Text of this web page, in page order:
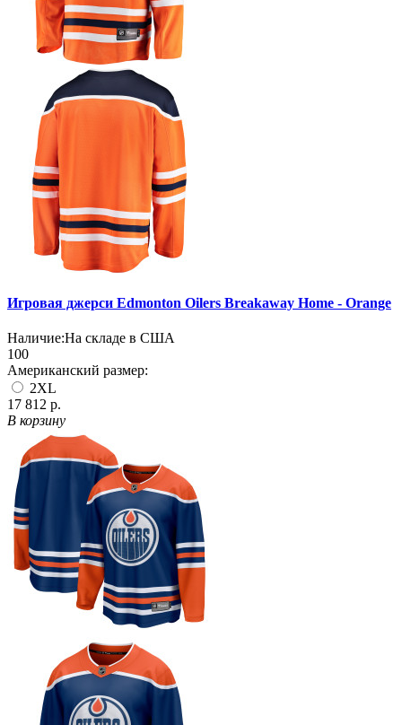
Игровая джерси Edmonton Oilers Breakaway Home - Orange
Наличие:На складе в США
100
Американский размер:
2XL
17 812 р.
В корзину